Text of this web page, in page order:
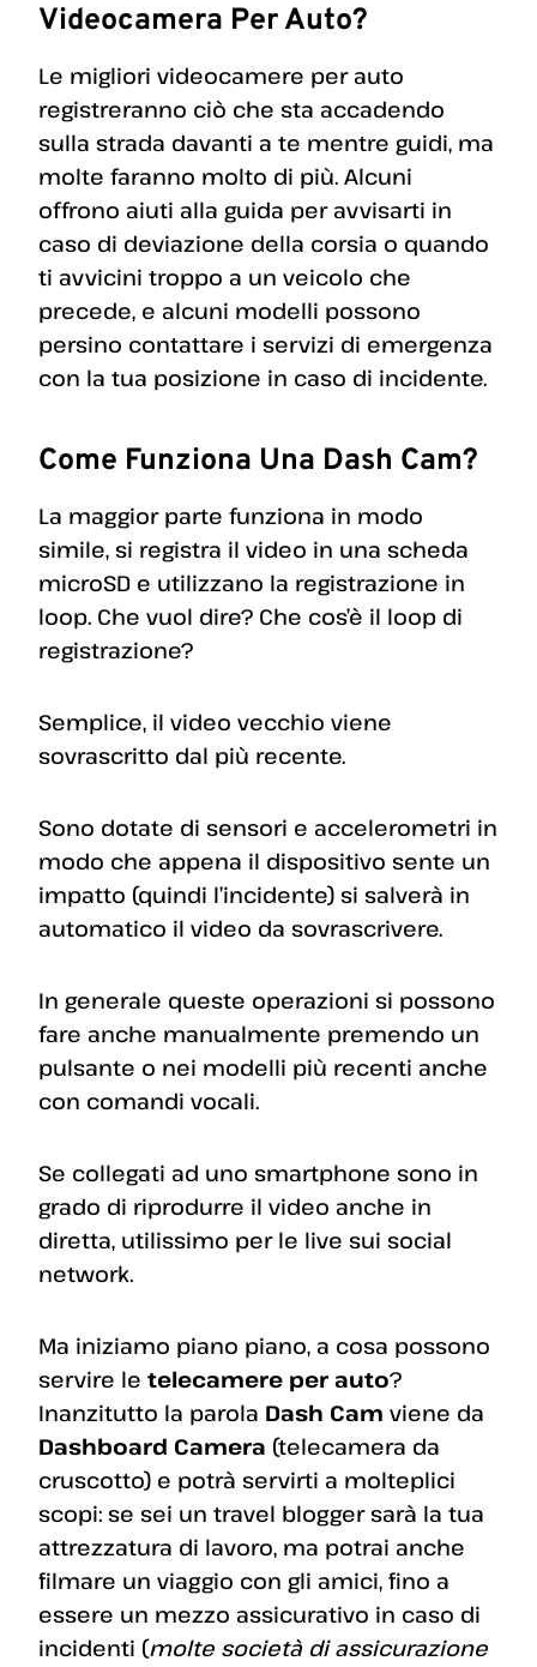
Videocamera Per Auto?
Le migliori videocamere per auto
registreranno ciò che sta accadendo
sulla strada davanti a te mentre guidi, ma
molte faranno molto di più. Alcuni
offrono aiuti alla guida per avvisarti in
caso di deviazione della corsia o quando
ti avvicini troppo a un veicolo che
precede, e alcuni modelli possono
persino contattare i servizi di emergenza
con la tua posizione in caso di incidente.
Come Funziona Una Dash Cam?
La maggior parte funziona in modo
simile, si registra il video in una scheda
microSD e utilizzano la registrazione in
loop. Che vuol dire? Che cos’è il loop di
registrazione?
Semplice, il video vecchio viene
sovrascritto dal più recente.
Sono dotate di sensori e accelerometri in
modo che appena il dispositivo sente un
impatto (quindi l’incidente) si salverà in
automatico il video da sovrascrivere.
In generale queste operazioni si possono
fare anche manualmente premendo un
pulsante o nei modelli più recenti anche
con comandi vocali.
Se collegati ad uno smartphone sono in
grado di riprodurre il video anche in
diretta, utilissimo per le live sui social
network.
Ma iniziamo piano piano, a cosa possono
servire le telecamere per auto?
Inanzitutto la parola Dash Cam viene da
Dashboard Camera (telecamera da
cruscotto) e potrà servirti a molteplici
scopi: se sei un travel blogger sarà la tua
attrezzatura di lavoro, ma potrai anche
filmare un viaggio con gli amici, fino a
essere un mezzo assicurativo in caso di
incidenti (molte società di assicurazione